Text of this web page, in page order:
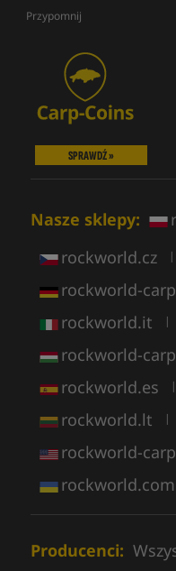
Przypomnij
SPRAWDŹ »
Nasze sklepy:
rockworld.cz |
rockworld-
rockworld.it |
rockworld-
rockworld.es |
rockworld.lt |
rockworld-
Producenci: